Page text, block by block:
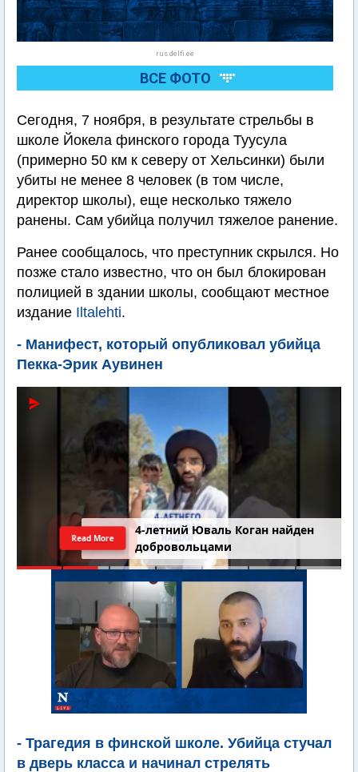
rus.delfi.ee
ВСЕ ФОТО
Сегодня, 7 ноября, в результате стрельбы в
школе Йокела финского города Туусула
(примерно 50 км к северу от Хельсинки) были
убиты не менее 8 человек (в том числе,
директор школы), еще несколько тяжело
ранены. Сам убийца получил тяжелое ранение.
Ранее сообщалось, что преступник скрылся. Но
позже стало известно, что он был блокирован
полицией в здании школы, сообщают местное
издание Iltalehti.
- Манифест, который опубликовал убийца
Пекка-Эрик Аувинен
4-летний Юваль Коган найден
добровольцами
Read More
- Трагедия в финской школе. Убийца стучал
в дверь класса и начинал стрелять